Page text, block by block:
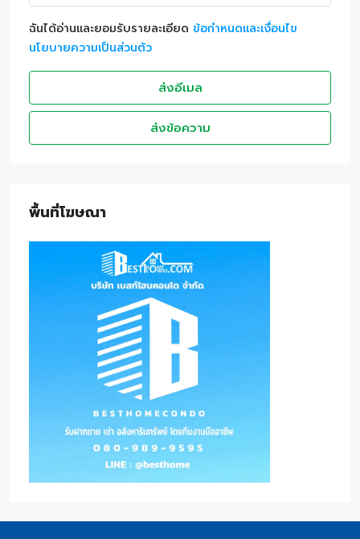
ฉันได้อ่านและยอมรับรายละเอียด ข้อกำหนดและเงื่อนไข
นโยบายความเป็นส่วนตัว
ส่งอีเมล
ส่งข้อความ
พื้นที่โฆษณา